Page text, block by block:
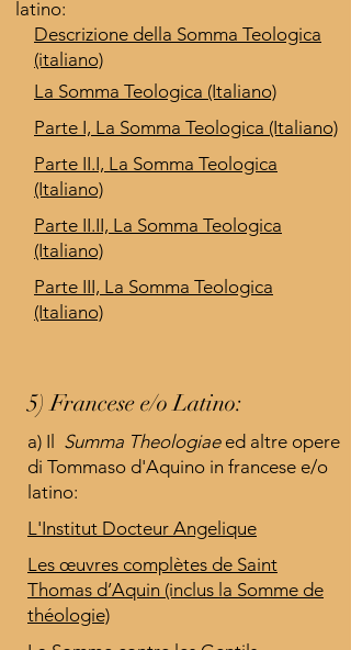
latino:
Descrizione della Somma Teologica
(italiano)
La Somma Teologica (Italiano)
Parte I, La Somma Teologica (Italiano)
Parte II.I, La Somma Teologica
(Italiano)
Parte II.II, La Somma Teologica
(Italiano)
Parte III, La Somma Teologica
(Italiano)
5) Francese e/o Latino:
a) Il Summa Theologiaeed altre opere
di Tommaso d'Aquino in francese e/o
latino:
L'Institut Docteur Angelique
Les œuvres complètes de Saint
Thomas d’Aquin (inclus la Somme de
théologie)